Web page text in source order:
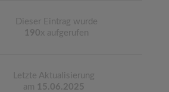
Dieser Eintrag wurde
190x aufgerufen
Letzte Aktualisierung
am 15.06.2025